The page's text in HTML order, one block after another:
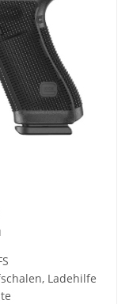
Ladehilfe